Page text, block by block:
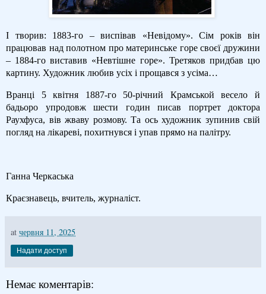
І творив: 1883-го – виспівав «Невідому». Сім років він
працював над полотном про материнське горе своєї дружини
– 1884-го виставив «Невтішне горе». Третяков придбав цю
картину. Художник любив усіх і прощався з усіма…
Вранці 5 квітня 1887-го 50-річний Крамськой весело й
бадьоро упродовж шести годин писав портрет доктора
Раухфуса, вів жваву розмову. Та ось художник зупинив свій
погляд на лікареві, похитнувся і упав прямо на палітру.
Ганна Черкаська
Краєзнавець, вчитель, журналіст.
at червня 11, 2025
Надати доступ
Немає коментарів: